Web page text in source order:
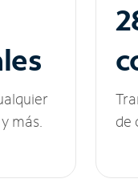
más.
de